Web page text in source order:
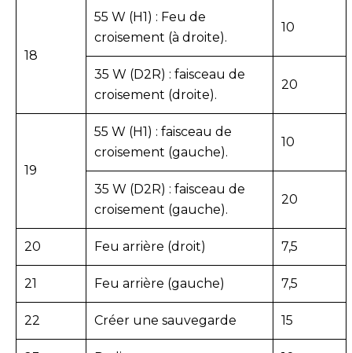
18
55 W (H1) : Feu de
croisement (à droite).
10
35 W (D2R) : faisceau de
croisement (droite).
20
19
55 W (H1) : faisceau de
croisement (gauche).
10
35 W (D2R) : faisceau de
croisement (gauche).
20
20 Feu arrière (droit) 7,5
21 Feu arrière (gauche) 7,5
22 Créer une sauvegarde 15